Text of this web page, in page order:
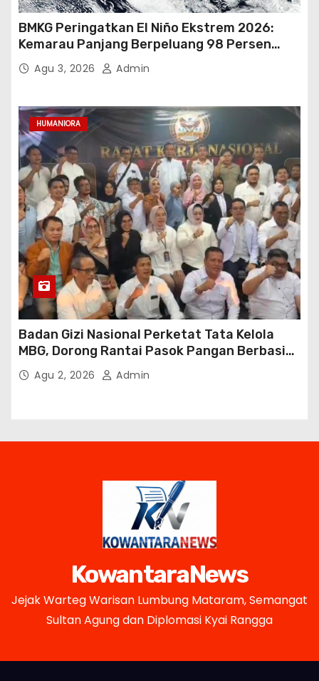
BMKG Peringatkan El Niño Ekstrem 2026:
Kemarau Panjang Berpeluang 98 Persen
hingga Awal 2027
Agu 3, 2026 Admin
HUMANIORA
Badan Gizi Nasional Perketat Tata Kelola
MBG, Dorong Rantai Pasok Pangan Berbasis
Petani Lokal
Agu 2, 2026 Admin
KowantaraNews
Jejak Warteg Warisan Lumbung Mataram, Semangat
Sultan Agung dan Diplomasi Kyai Rangga